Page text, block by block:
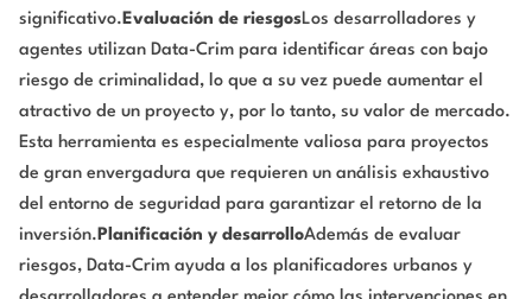
significativo.Evaluación de riesgosLos desarrolladores y
agentes utilizan Data-Crim para identificar áreas con bajo
riesgo de criminalidad, lo que a su vez puede aumentar el
atractivo de un proyecto y, por lo tanto, su valor de mercado.
Esta herramienta es especialmente valiosa para proyectos
de gran envergadura que requieren un análisis exhaustivo
del entorno de seguridad para garantizar el retorno de la
inversión.Planificación y desarrolloAdemás de evaluar
riesgos, Data-Crim ayuda a los planificadores urbanos y